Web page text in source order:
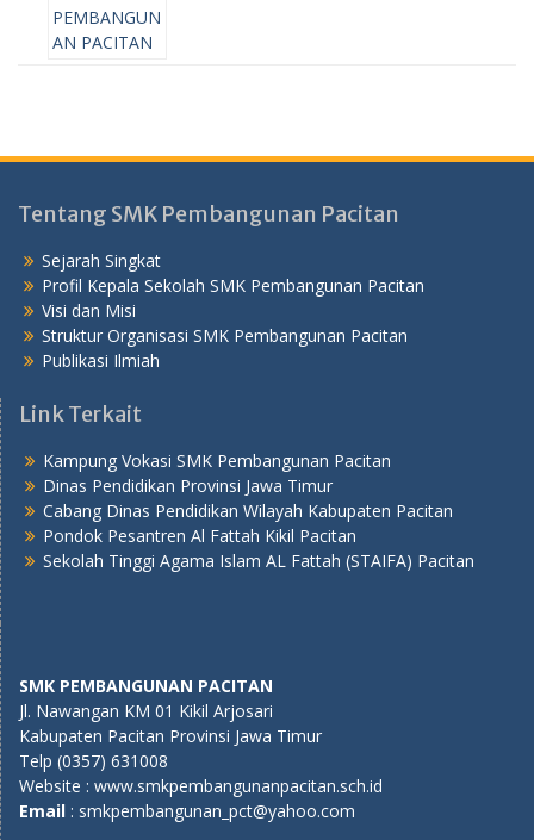
Tentang SMK Pembangunan Pacitan
Sejarah Singkat
Profil Kepala Sekolah SMK Pembangunan Pacitan
Visi dan Misi
Struktur Organisasi SMK Pembangunan Pacitan
Publikasi Ilmiah
Link Terkait
Kampung Vokasi SMK Pembangunan Pacitan
Dinas Pendidikan Provinsi Jawa Timur
Cabang Dinas Pendidikan Wilayah Kabupaten Pacitan
Pondok Pesantren Al Fattah Kikil Pacitan
Sekolah Tinggi Agama Islam AL Fattah (STAIFA) Pacitan
SMK PEMBANGUNAN PACITAN
Jl. Nawangan KM 01 Kikil Arjosari
Kabupaten Pacitan Provinsi Jawa Timur
Telp (0357) 631008
Website : www.smkpembangunanpacitan.sch.id
Email : smkpembangunan_pct@yahoo.com